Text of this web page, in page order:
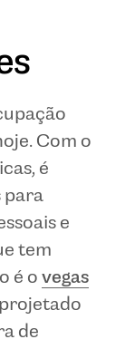
Com o
é
para
e
tem
é o vegas
de